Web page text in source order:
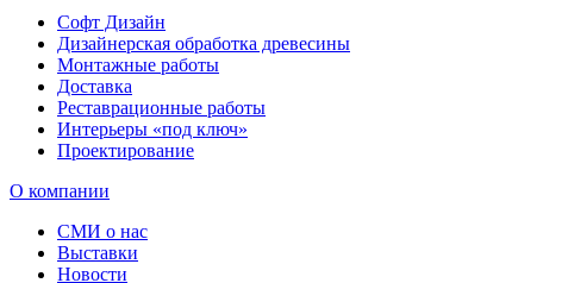
Софт Дизайн
Дизайнерская обработка древесины
Монтажные работы
Доставка
Реставрационные работы
Интерьеры «под ключ»
Проектирование
О компании
СМИ о нас
Выставки
Новости